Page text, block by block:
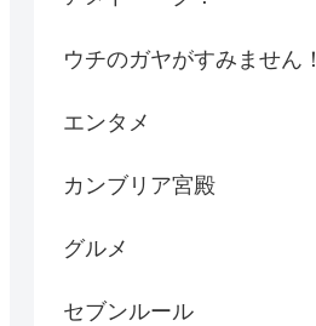
ウチのガヤがすみません！
エンタメ
カンブリア宮殿
グルメ
セブンルール